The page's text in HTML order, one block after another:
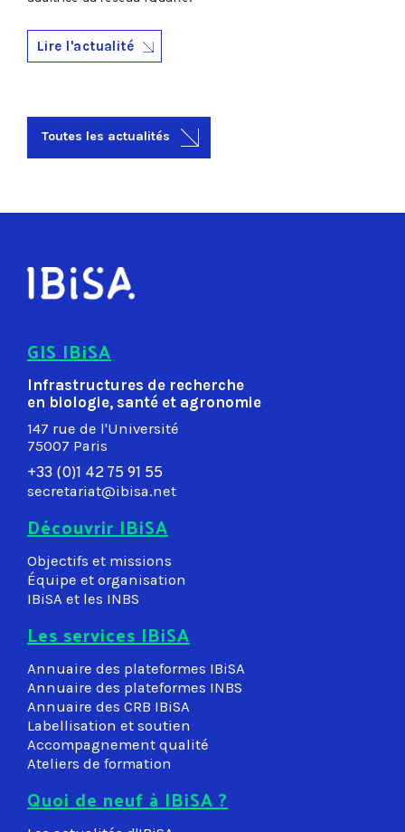
Lire l'actualité
Toutes les actualités
GIS IBiSA
Infrastructures de recherche
en biologie, santé et agronomie
147 rue de l'Université
75007 Paris
+33 (0)1 42 75 91 55
secretariat@ibisa.net
Découvrir IBiSA
Objectifs et missions
Équipe et organisation
IBiSA et les INBS
Les services IBiSA
Annuaire des plateformes IBiSA
Annuaire des plateformes INBS
Annuaire des CRB IBiSA
Labellisation et soutien
Accompagnement qualité
Ateliers de formation
Quoi de neuf à IBiSA ?